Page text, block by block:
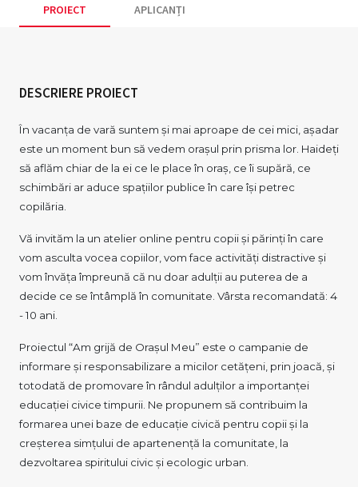
PROIECT APLICANȚI
DESCRIERE PROIECT
În vacanța de vară suntem și mai aproape de cei mici, așadar
este un moment bun să vedem orașul prin prisma lor. Haideți
să aflăm chiar de la ei ce le place în oraș, ce îi supără, ce
schimbări ar aduce spațiilor publice în care își petrec
copilăria.
Vă invităm la un atelier online pentru copii și părinți în care
vom asculta vocea copiilor, vom face activități distractive și
vom învăța împreună că nu doar adulții au puterea de a
decide ce se întâmplă în comunitate. Vârsta recomandată: 4
- 10 ani.
Proiectul “Am grijă de Orașul Meu” este o campanie de
informare și responsabilizare a micilor cetățeni, prin joacă, și
totodată de promovare în rândul adulților a importanței
educației civice timpurii. Ne propunem să contribuim la
formarea unei baze de educație civică pentru copii și la
creșterea simțului de apartenență la comunitate, la
dezvoltarea spiritului civic și ecologic urban.